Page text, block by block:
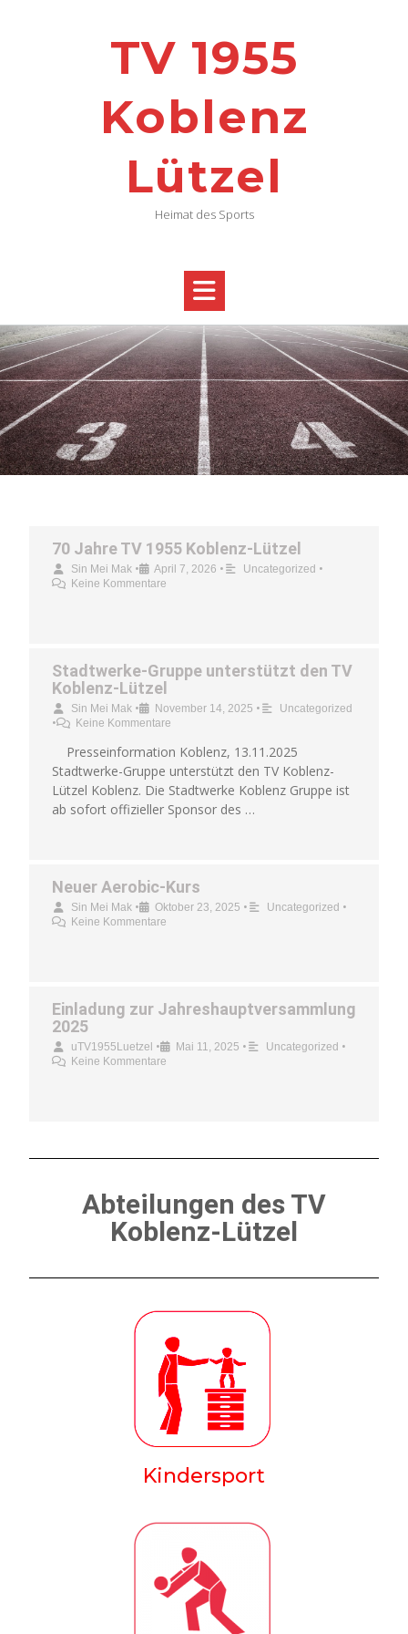
TV 1955
Koblenz
Lützel
Heimat des Sports
70 Jahre TV 1955 Koblenz-Lützel
Sin Mei Mak • April 7, 2026 • Uncategorized •
Keine Kommentare
Stadtwerke-Gruppe unterstützt den TV
Koblenz-Lützel
Sin Mei Mak • November 14, 2025 • Uncategorized
• Keine Kommentare
Presseinformation Koblenz, 13.11.2025
Stadtwerke-Gruppe unterstützt den TV Koblenz-
Lützel Koblenz. Die Stadtwerke Koblenz Gruppe ist
ab sofort offizieller Sponsor des …
Neuer Aerobic-Kurs
Sin Mei Mak • Oktober 23, 2025 • Uncategorized •
Keine Kommentare
Einladung zur Jahreshauptversammlung
2025
uTV1955Luetzel • Mai 11, 2025 • Uncategorized •
Keine Kommentare
Abteilungen des TV
Koblenz-Lützel
Kindersport